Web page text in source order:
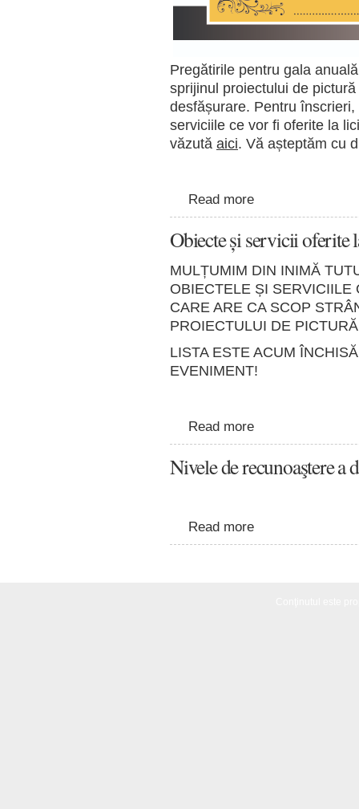
Pregătirile pentru gala
sprijinul proiectului de
desfășurare. Pentru
serviciile ce vor fi oferite la
văzută aici. Vă așteptăm cu
Read more
Obiecte și servicii oferite
MULȚUMIM DIN INIMĂ
OBIECTELE ȘI SERVICIILE
CARE ARE CA SCOP
PROIECTULUI DE
LISTA ESTE ACUM
EVENIMENT!
Read more
Nivele de recunoaştere a
Read more